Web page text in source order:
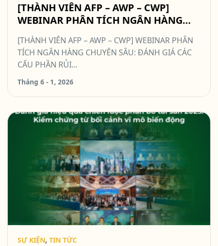
[THÀNH VIÊN AFP – AWP – CWP]
WEBINAR PHÂN TÍCH NGÂN HÀNG
CHUYÊN SÂU: ĐÁNH GIÁ CÁC CẤU
PHẦN RỦI RO TRONG QUẢN TRỊ TÀI
SẢN NỢ-TÀI SẢN CÓ
[THÀNH VIÊN AFP – AWP – CWP] WEBINAR PHÂN
TÍCH NGÂN HÀNG CHUYÊN SÂU: ĐÁNH GIÁ CÁC
CẤU PHẦN RỦI...
Tháng 6 - 1, 2026
SỰ KIỆN, TIN TỨC